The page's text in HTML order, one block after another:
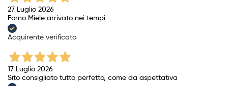
27 Luglio 2026
Forno Miele arrivato nei tempi
Acquirente verificato
17 Luglio 2026
Sito consigliato tutto perfetto, come da aspettativa